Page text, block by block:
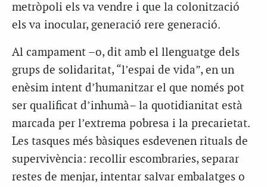
metròpoli els va vendre i que la colonització
els va inocular, generació rere generació.
Al campament –o, dit amb el llenguatge dels
grups de solidaritat, “l’espai de vida”, en un
enèsim intent d’humanitzar el que només pot
ser qualificat d’inhumà– la quotidianitat està
marcada per l’extrema pobresa i la precarietat.
Les tasques més bàsiques esdevenen rituals de
supervivència: recollir escombraries, separar
restes de menjar, intentar salvar embalatges o